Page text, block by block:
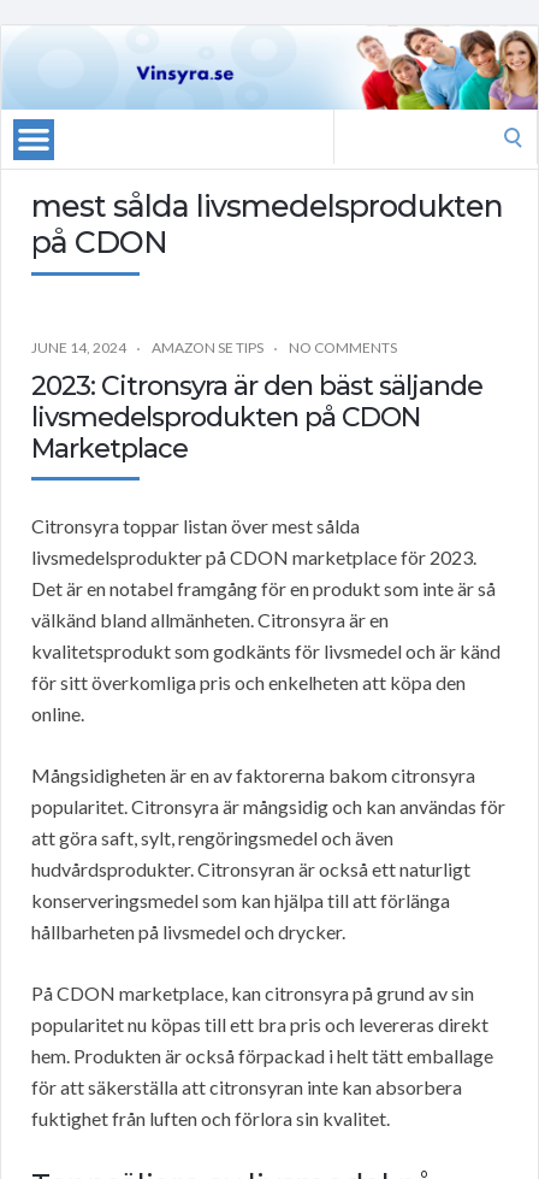
mest sålda livsmedelsprodukten
på CDON
JUNE 14, 2024 AMAZON SE TIPS NO COMMENTS
2023: Citronsyra är den bäst säljande
livsmedelsprodukten på CDON
Marketplace
Citronsyra toppar listan över mest sålda
livsmedelsprodukter på CDON marketplace för 2023.
Det är en notabel framgång för en produkt som inte är så
välkänd bland allmänheten. Citronsyra är en
kvalitetsprodukt som godkänts för livsmedel och är känd
för sitt överkomliga pris och enkelheten att köpa den
online.
Mångsidigheten är en av faktorerna bakom citronsyra
popularitet. Citronsyra är mångsidig och kan användas för
att göra saft, sylt, rengöringsmedel och även
hudvårdsprodukter. Citronsyran är också ett naturligt
konserveringsmedel som kan hjälpa till att förlänga
hållbarheten på livsmedel och drycker.
På CDON marketplace, kan citronsyra på grund av sin
popularitet nu köpas till ett bra pris och levereras direkt
hem. Produkten är också förpackad i helt tätt emballage
för att säkerställa att citronsyran inte kan absorbera
fuktighet från luften och förlora sin kvalitet.